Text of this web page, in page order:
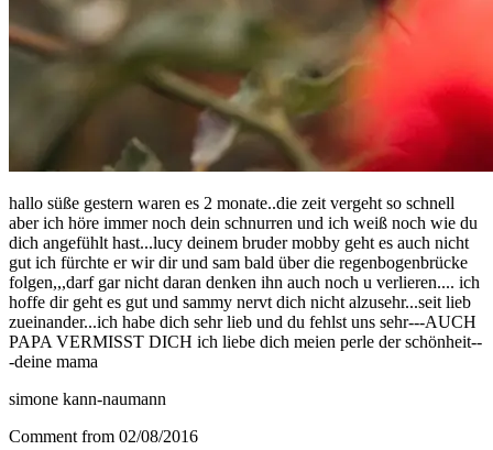
hallo süße gestern waren es 2 monate..die zeit vergeht so schnell
aber ich höre immer noch dein schnurren und ich weiß noch wie du
dich angefühlt hast...lucy deinem bruder mobby geht es auch nicht
gut ich fürchte er wir dir und sam bald über die regenbogenbrücke
folgen,,,darf gar nicht daran denken ihn auch noch u verlieren.... ich
hoffe dir geht es gut und sammy nervt dich nicht alzusehr...seit lieb
zueinander...ich habe dich sehr lieb und du fehlst uns sehr---AUCH
PAPA VERMISST DICH ich liebe dich meien perle der schönheit--
-deine mama
simone kann-naumann
Comment from 02/08/2016